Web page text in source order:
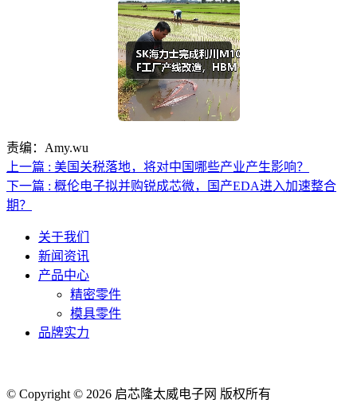
责编：Amy.wu
上一篇 : 美国关税落地，将对中国哪些产业产生影响？
下一篇 : 概伦电子拟并购锐成芯微，国产EDA进入加速整合
期？
关于我们
新闻资讯
产品中心
精密零件
模具零件
品牌实力
© Copyright © 2026 启芯隆太威电子网 版权所有